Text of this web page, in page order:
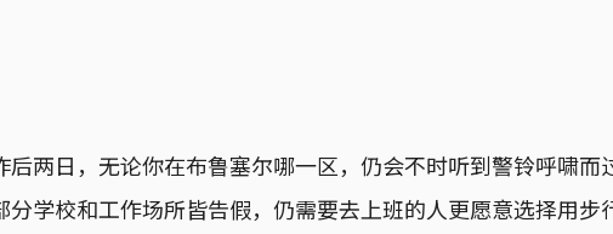
后两日，无论你在布鲁塞尔哪一区，仍会不时听到警铃呼啸而
分学校和工作场所皆告假，仍需要去上班的人更愿意选择用步